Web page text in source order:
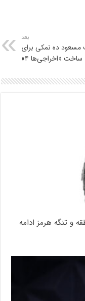
بعد
ده نمکی برای
ساخت «اخراجی‌ها ۴»
و تنگه هرمز ادامه